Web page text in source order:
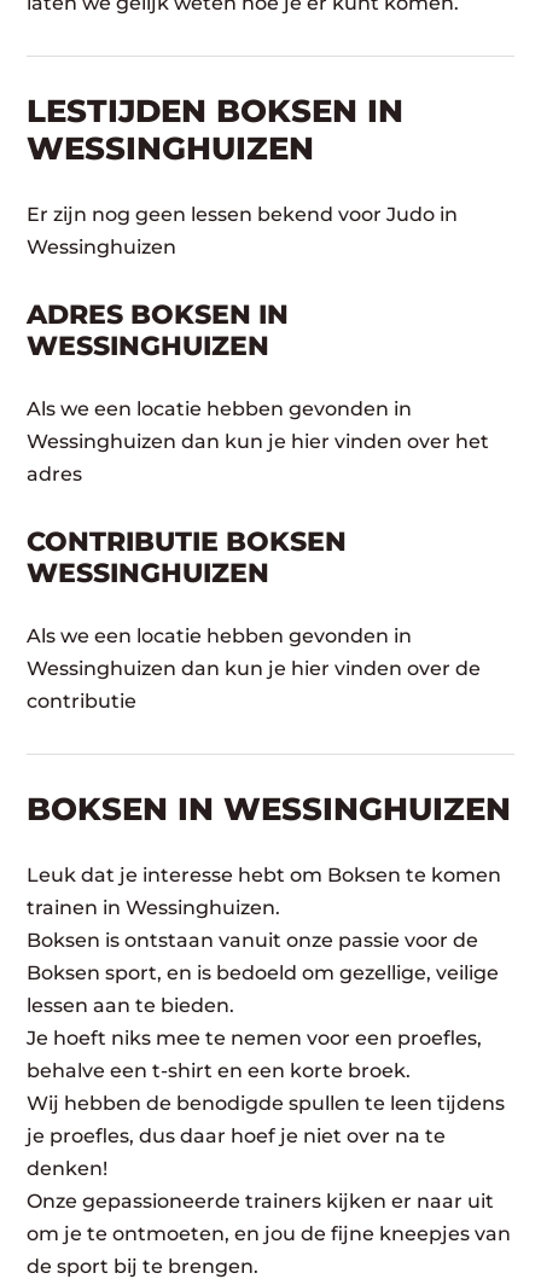
LESTIJDEN BOKSEN IN
WESSINGHUIZEN
Er zijn nog geen lessen bekend voor Judo in
Wessinghuizen
ADRES BOKSEN IN
WESSINGHUIZEN
Als we een locatie hebben gevonden in
Wessinghuizen dan kun je hier vinden over het
adres
CONTRIBUTIE BOKSEN
WESSINGHUIZEN
Als we een locatie hebben gevonden in
Wessinghuizen dan kun je hier vinden over de
contributie
BOKSEN IN WESSINGHUIZEN
Leuk dat je interesse hebt om Boksen te komen
trainen in Wessinghuizen.
Boksen is ontstaan vanuit onze passie voor de
Boksen sport, en is bedoeld om gezellige, veilige
lessen aan te bieden.
Je hoeft niks mee te nemen voor een proefles,
behalve een t-shirt en een korte broek.
Wij hebben de benodigde spullen te leen tijdens
je proefles, dus daar hoef je niet over na te
denken!
Onze gepassioneerde trainers kijken er naar uit
om je te ontmoeten, en jou de fijne kneepjes van
de sport bij te brengen.